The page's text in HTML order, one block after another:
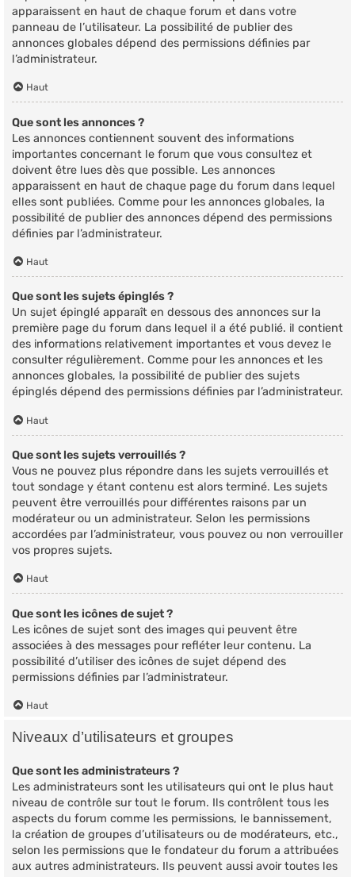
apparaissent en haut de chaque forum et dans votre
panneau de l’utilisateur. La possibilité de publier des
annonces globales dépend des permissions définies par
l’administrateur.
Haut
Que sont les annonces ?
Les annonces contiennent souvent des informations
importantes concernant le forum que vous consultez et
doivent être lues dès que possible. Les annonces
apparaissent en haut de chaque page du forum dans lequel
elles sont publiées. Comme pour les annonces globales, la
possibilité de publier des annonces dépend des permissions
définies par l’administrateur.
Haut
Que sont les sujets épinglés ?
Un sujet épinglé apparaît en dessous des annonces sur la
première page du forum dans lequel il a été publié. il contient
des informations relativement importantes et vous devez le
consulter régulièrement. Comme pour les annonces et les
annonces globales, la possibilité de publier des sujets
épinglés dépend des permissions définies par l’administrateur.
Haut
Que sont les sujets verrouillés ?
Vous ne pouvez plus répondre dans les sujets verrouillés et
tout sondage y étant contenu est alors terminé. Les sujets
peuvent être verrouillés pour différentes raisons par un
modérateur ou un administrateur. Selon les permissions
accordées par l’administrateur, vous pouvez ou non verrouiller
vos propres sujets.
Haut
Que sont les icônes de sujet ?
Les icônes de sujet sont des images qui peuvent être
associées à des messages pour refléter leur contenu. La
possibilité d’utiliser des icônes de sujet dépend des
permissions définies par l’administrateur.
Haut
Niveaux d’utilisateurs et groupes
Que sont les administrateurs ?
Les administrateurs sont les utilisateurs qui ont le plus haut
niveau de contrôle sur tout le forum. Ils contrôlent tous les
aspects du forum comme les permissions, le bannissement,
la création de groupes d’utilisateurs ou de modérateurs, etc.,
selon les permissions que le fondateur du forum a attribuées
aux autres administrateurs. Ils peuvent aussi avoir toutes les